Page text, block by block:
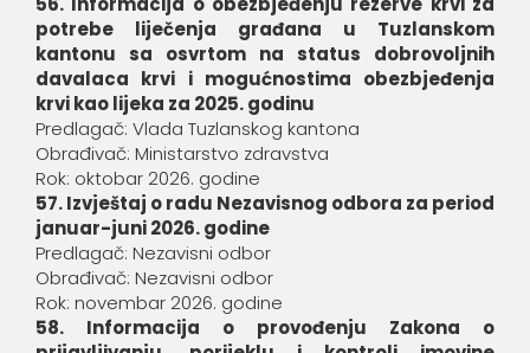
potrebe liječenja građana u Tuzlanskom
kantonu sa osvrtom na status dobrovoljnih
davalaca krvi i mogućnostima obezbjeđenja
krvi kao lijeka za 2025. godinu
Predlagač: Vlada Tuzlanskog kantona
Obrađivač: Ministarstvo zdravstva
Rok: oktobar 2026. godine
57. Izvještaj o radu Nezavisnog odbora za period
januar-juni 2026. godine
Predlagač: Nezavisni odbor
Obrađivač: Nezavisni odbor
Rok: novembar 2026. godine
58. Informacija o provođenju Zakona o